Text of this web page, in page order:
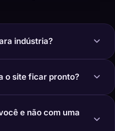
indústria?
o site ficar pronto?
e não com uma